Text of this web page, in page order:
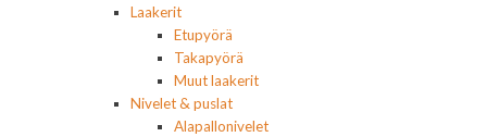
Laakerit
Etupyörä
Takapyörä
Muut laakerit
Nivelet & puslat
Alapallonivelet